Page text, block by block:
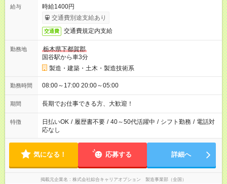
給与
時給1400円
交通費別途支給あり
交通費 交通費規定内支給
勤務地
栃木県下都賀郡
国谷駅から車3分
製造・建築・土木・製造技術系
勤務時間 08:00～17:00 20:00～05:00
期間 長期でお仕事できる方、大歓迎！
特徴 日払いOK / 履歴書不要 / 40～50代活躍中 / シフト勤務 / 電話対
応なし
気になる！ 応募する 詳細へ
掲載元企業名 株式会社綜合キャリアオプション 製造事業部（全国）